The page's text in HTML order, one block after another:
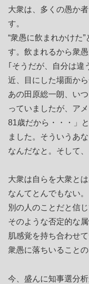
大衆は、多くの愚か
す。
“衆愚に飲まれかけた
す。飲まれるから衆愚
｢そうだが、自分は違
近、目にした場面から
あの田原総一朗、い
っていましたが、ア
81歳だから・・・」
ました。そういうあ
なんだなと。そして
大衆は自らを大衆と
なんてとんでもない。
別の人のことだと信じ
そのような否定的な
肌感覚を持ち合わせて
衆愚に落ちいること
今、盛んに知事選分